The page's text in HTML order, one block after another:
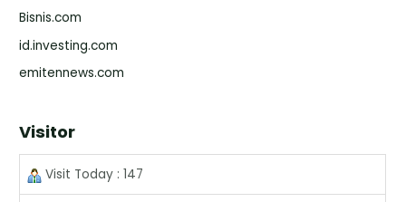
Bisnis.com
id.investing.com
emitennews.com
Visitor
Visit Today : 147